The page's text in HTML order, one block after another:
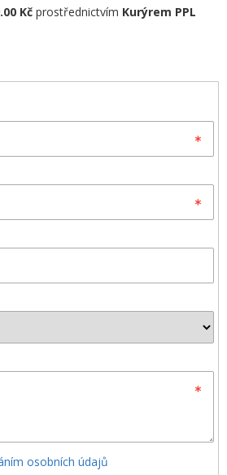
Kč prostřednictvím Kurýrem PPL
osobních údajů